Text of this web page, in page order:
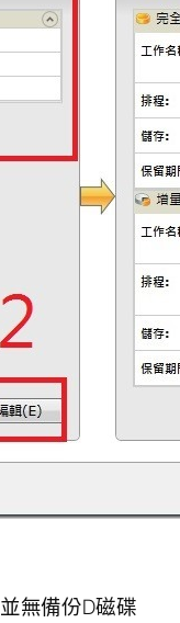
無備份D磁碟